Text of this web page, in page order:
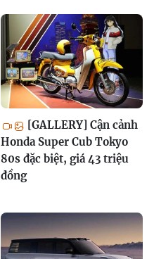
[GALLERY] Cận cảnh
Honda Super Cub Tokyo
80s đặc biệt, giá 43 triệu
đồng